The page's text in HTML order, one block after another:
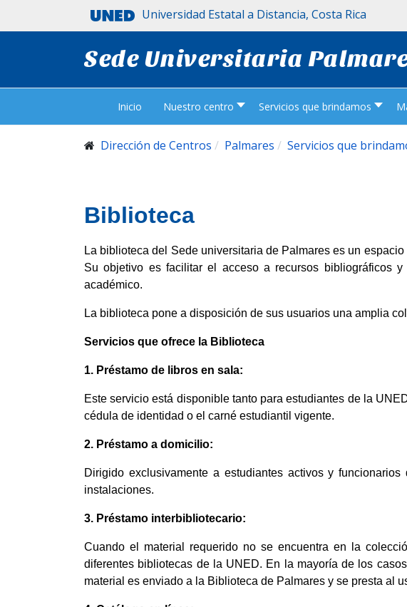
Universidad Estatal a Distancia, Costa Rica
Sede Universitaria
Inicio Nuestro centro Servicios que brindamos
Dirección de Centros Palmares Servicios que
Biblioteca
La biblioteca del Sede universitaria de Palmares es un
Su objetivo es facilitar el acceso a recursos bibliográficos
académico.
La biblioteca pone a disposición de sus usuarios una amplia
Servicios que ofrece la Biblioteca
1. Préstamo de libros en sala:
Este servicio está disponible tanto para estudiantes de la
cédula de identidad o el carné estudiantil vigente.
2. Préstamo a domicilio:
Dirigido exclusivamente a estudiantes activos y
instalaciones.
3. Préstamo interbibliotecario:
Cuando el material requerido no se encuentra en la
diferentes bibliotecas de la UNED. En la mayoría de los
material es enviado a la Biblioteca de Palmares y se presta al